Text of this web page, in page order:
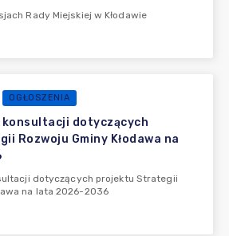
Rady Miejskiej w Kłodawie
OGŁOSZENIA
konsultacji dotyczących
Rozwoju Gminy Kłodawa na
dotyczących projektu Strategii
na lata 2026-2036